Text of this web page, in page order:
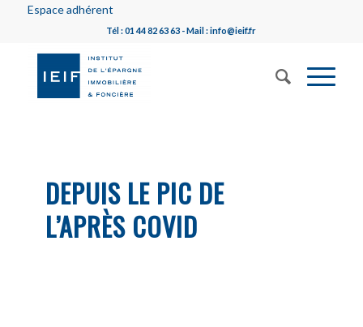
Espace adhérent
Tél : 01 44 82 63 63 - Mail : info@ieif.fr
DEPUIS LE PIC DE
L’APRÈS COVID